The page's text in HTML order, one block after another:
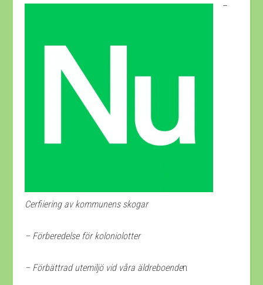
–
Cerfiiering av kommunens skogar
– Förberedelse för koloniolotter
– Förbättrad utemiljö vid våra äldreboenden